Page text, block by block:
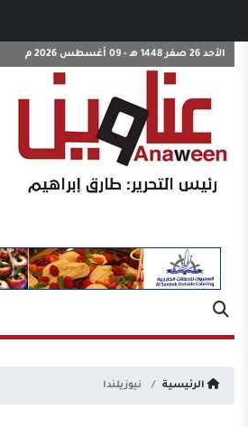
الأحد 26 صفر 1448 هـ - 09 أغسطس 2026 م
الرئيسية نيوزيلندا